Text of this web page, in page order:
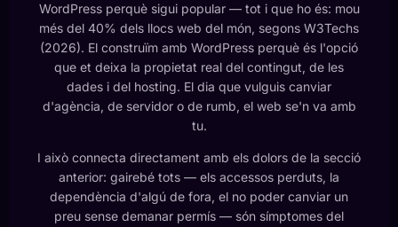
WordPress perquè sigui popular — tot i que ho és: mou
més del 40% dels llocs web del món, segons W3Techs
(2026). El construïm amb WordPress perquè és l'opció
que et deixa la propietat real del contingut, de les
dades i del hosting. El dia que vulguis canviar
d'agència, de servidor o de rumb, el web se'n va amb
tu.
I això connecta directament amb els dolors de la secció
anterior: gairebé tots — els accessos perduts, la
dependència d'algú de fora, el no poder canviar un
preu sense demanar permís — són símptomes del